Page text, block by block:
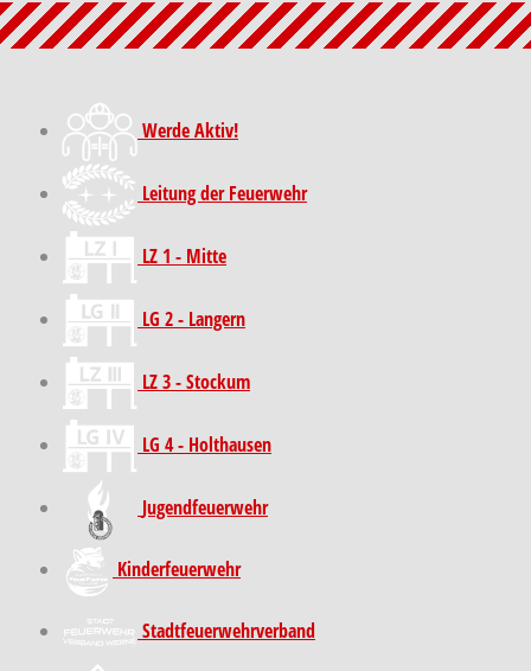
Werde Aktiv!
Leitung der Feuerwehr
LZ 1 - Mitte
LG 2 - Langern
LZ 3 - Stockum
LG 4 - Holthausen
Jugendfeuerwehr
Kinder­feuer­wehr
Stadt­feuer­wehr­verband